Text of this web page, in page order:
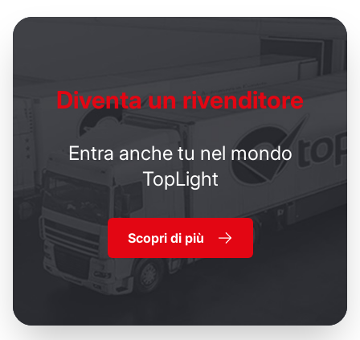
Diventa un rivenditore
Entra anche tu nel mondo
TopLight
Scopri di più